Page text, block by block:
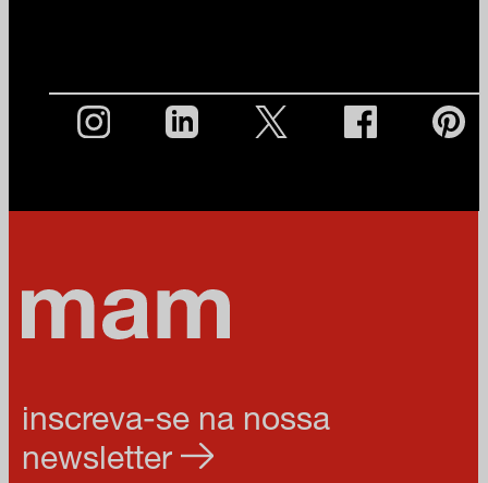
inscreva-se na nossa
newsletter